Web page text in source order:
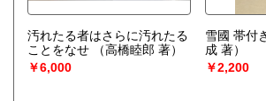
汚れたる者はさらに汚れたる
ことをなせ
（高橋睦郎 著）
￥6,000
雪國 帯
成 著）
￥2,200